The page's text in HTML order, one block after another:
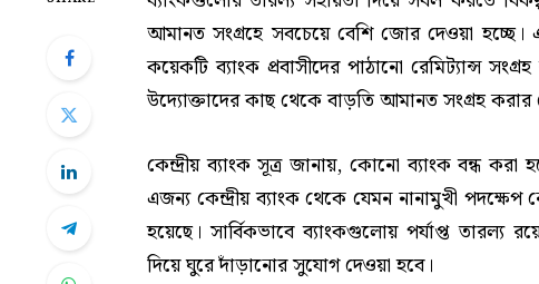
আমানত সংগ্রহে সবচেয়ে বেশি জোর দেওয়া
কয়েকটি ব্যাংক প্রবাসীদের পাঠানো রেমিট্যান্স
উদ্যোক্তাদের কাছ থেকে বাড়তি আমানত সংগ্রহ করার
কেন্দ্রীয় ব্যাংক সূত্র জানায়, কোনো ব্যাংক বন্ধ
এজন্য কেন্দ্রীয় ব্যাংক থেকে যেমন নানামুখী
হয়েছে। সার্বিকভাবে ব্যাংকগুলোয় পর্যাপ্ত
দিয়ে ঘুরে দাঁড়ানোর সুযোগ দেওয়া হবে।